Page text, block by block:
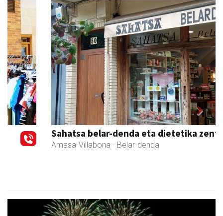
Sahatsa belar-denda eta dietetika zentrua
Amasa-Villabona - Belar-denda
Previous Next